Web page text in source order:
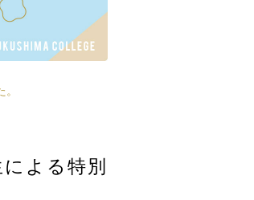
よる特別